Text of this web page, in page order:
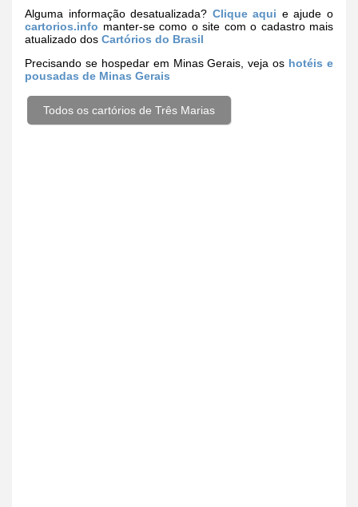
Alguma informação desatualizada? Clique aqui e ajude o
cartorios.info manter-se como o site com o cadastro mais
atualizado dos Cartórios do Brasil
Precisando se hospedar em Minas Gerais, veja os hotéis e
pousadas de Minas Gerais
Todos os cartórios de Três Marias